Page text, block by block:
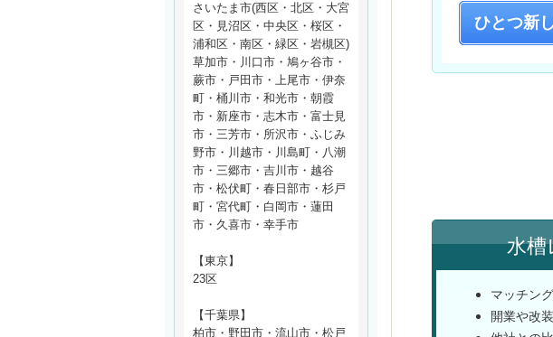
ひとつ新
水槽
マッチン
開業や改
さいたま市(西区・北区・大宮
区・見沼区・中央区・桜区・
浦和区・南区・緑区・岩槻区)
草加市・川口市・鳩ヶ谷市・
蕨市・戸田市・上尾市・伊奈
町・桶川市・和光市・朝霞
市・新座市・志木市・富士見
市・三芳市・所沢市・ふじみ
野市・川越市・川島町・八潮
市・三郷市・吉川市・越谷
市・松伏町・春日部市・杉戸
町・宮代町・白岡市・蓮田
市・久喜市・幸手市
【東京】
23区
【千葉県】
柏市・野田市・流山市・松戸